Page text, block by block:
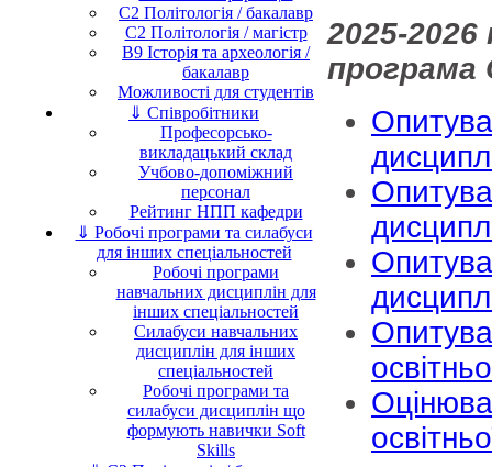
C2 Політологія / бакалавр
C2 Політологія / магістр
B9 Історія та археологія /
бакалавр
Можливості для студентів
⇓ Співробітники
Професорсько-
викладацький склад
Учбово-допоміжний
персонал
Рейтинг НПП кафедри
⇓ Робочі програми та силабуси
для інших спеціальностей
Робочі програми
навчальних дисциплін для
інших спеціальностей
Силабуси навчальних
дисциплін для інших
спеціальностей
Робочі програми та
силабуси дисциплін що
формують навички Soft
Skills
2025-
програма